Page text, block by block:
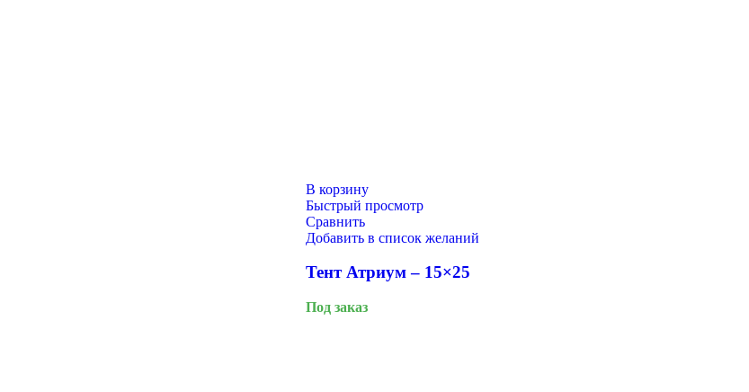
В корзину
Быстрый просмотр
Сравнить
Добавить в список желаний
Тент Атриум – 15×25
Под заказ